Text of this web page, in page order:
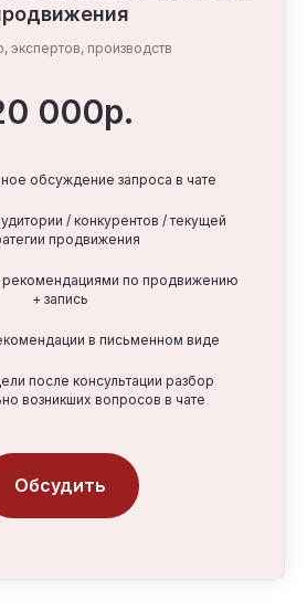
экспертов, производств
000р.
обсуждение запроса в чате
/ конкурентов / текущей
продвижения
рекомендациями по продвижению
+ запись
в письменном виде
после консультации разбор
возникших вопросов в чате
Обсудить